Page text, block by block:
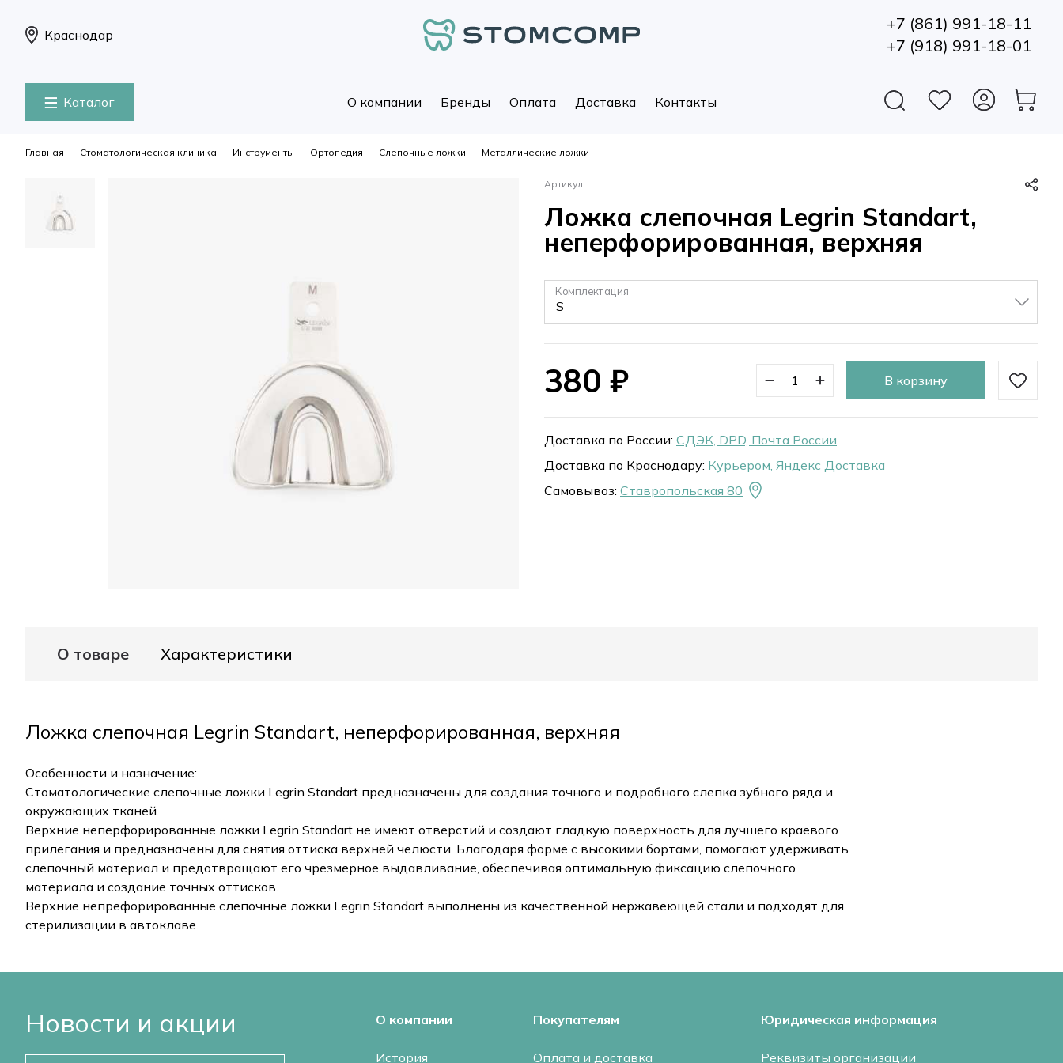
Краснодар
+7 (861) 991-18-11
+7 (918) 991-18-01
Каталог О компании Бренды Оплата Доставка Контакты
Главная — Стоматологическая клиника — Инструменты — Ортопедия — Слепочные ложки — Металлические ложки
Артикул:
Ложка слепочная Legrin Standart,
неперфорированная, верхняя
Комплектация
▼
380 ₽ В корзину
Доставка по России: СДЭК, DPD, Почта России
Доставка по Краснодару: Курьером, Яндекс Доставка
Самовывоз: Ставропольская 80
О товаре Характеристики
Ложка слепочная Legrin Standart, неперфорированная, верхняя
Особенности и назначение:
Стоматологические слепочные ложки Legrin Standart предназначены для создания точного и подробного слепка зубного ряда и
окружающих тканей.
Верхние неперфорированные ложки Legrin Standart не имеют отверстий и создают гладкую поверхность для лучшего краевого
прилегания и предназначены для снятия оттиска верхней челюсти. Благодаря форме с высокими бортами, помогают удерживать
слепочный материал и предотвращают его чрезмерное выдавливание, обеспечивая оптимальную фиксацию слепочного
материала и создание точных оттисков.
Верхние непрефорированные слепочные ложки Legrin Standart выполнены из качественной нержавеющей стали и подходят для
стерилизации в автоклаве.
Новости и акции О компании
История
Покупателям
Оплата и доставка
Юридическая информация
Реквизиты организации